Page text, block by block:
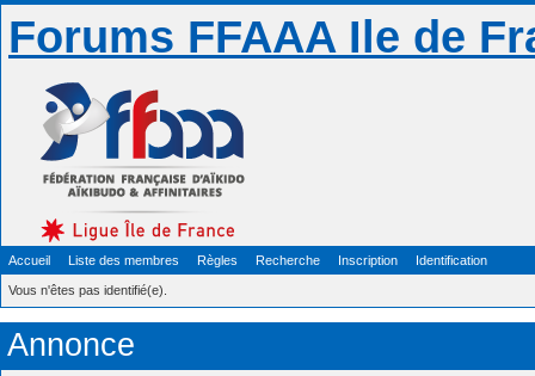
Forums FFAAA Ile de
Accueil Liste des membres Règles Recherche Inscription Identification
Vous n'êtes pas identifié(e).
Annonce